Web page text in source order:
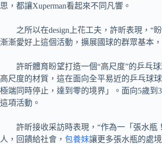
思，都讓Xuperman看起來不同凡響。
之所以在design上花工夫，許昕表現，“
漸漸愛好上這個活動，擴展國球的群眾基本
許昕體育盼望打造一個“高尺度”的乒乓
高尺度的材質，這在面向全平易近的乒乓球
極端同時停止，達到零的境界」。面向5歲
這項活動。
許昕接收采訪時表現，“作為一「張水
人，回饋給社會， 包養妹讓更多張水瓶的處